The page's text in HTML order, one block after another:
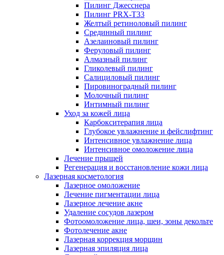
Пилинг Джесснера
Пилинг PRX-T33
Желтый ретиноловый пилинг
Срединный пилинг
Азелаиновый пилинг
Феруловый пилинг
Алмазный пилинг
Гликолевый пилинг
Салициловый пилинг
Пировиноградный пилинг
Молочный пилинг
Интимный пилинг
Уход за кожей лица
Карбокситерапия лица
Глубокое увлажнение и фейслифтинг
Интенсивное увлажнение лица
Интенсивное омоложение лица
Лечение прыщей
Регенерация и восстановление кожи лица
Лазерная косметология
Лазерное омоложение
Лечение пигментации лица
Лазерное лечение акне
Удаление сосудов лазером
Фотоомоложение лица, шеи, зоны декольте
Фотолечение акне
Лазерная коррекция морщин
Лазерная эпиляция лица